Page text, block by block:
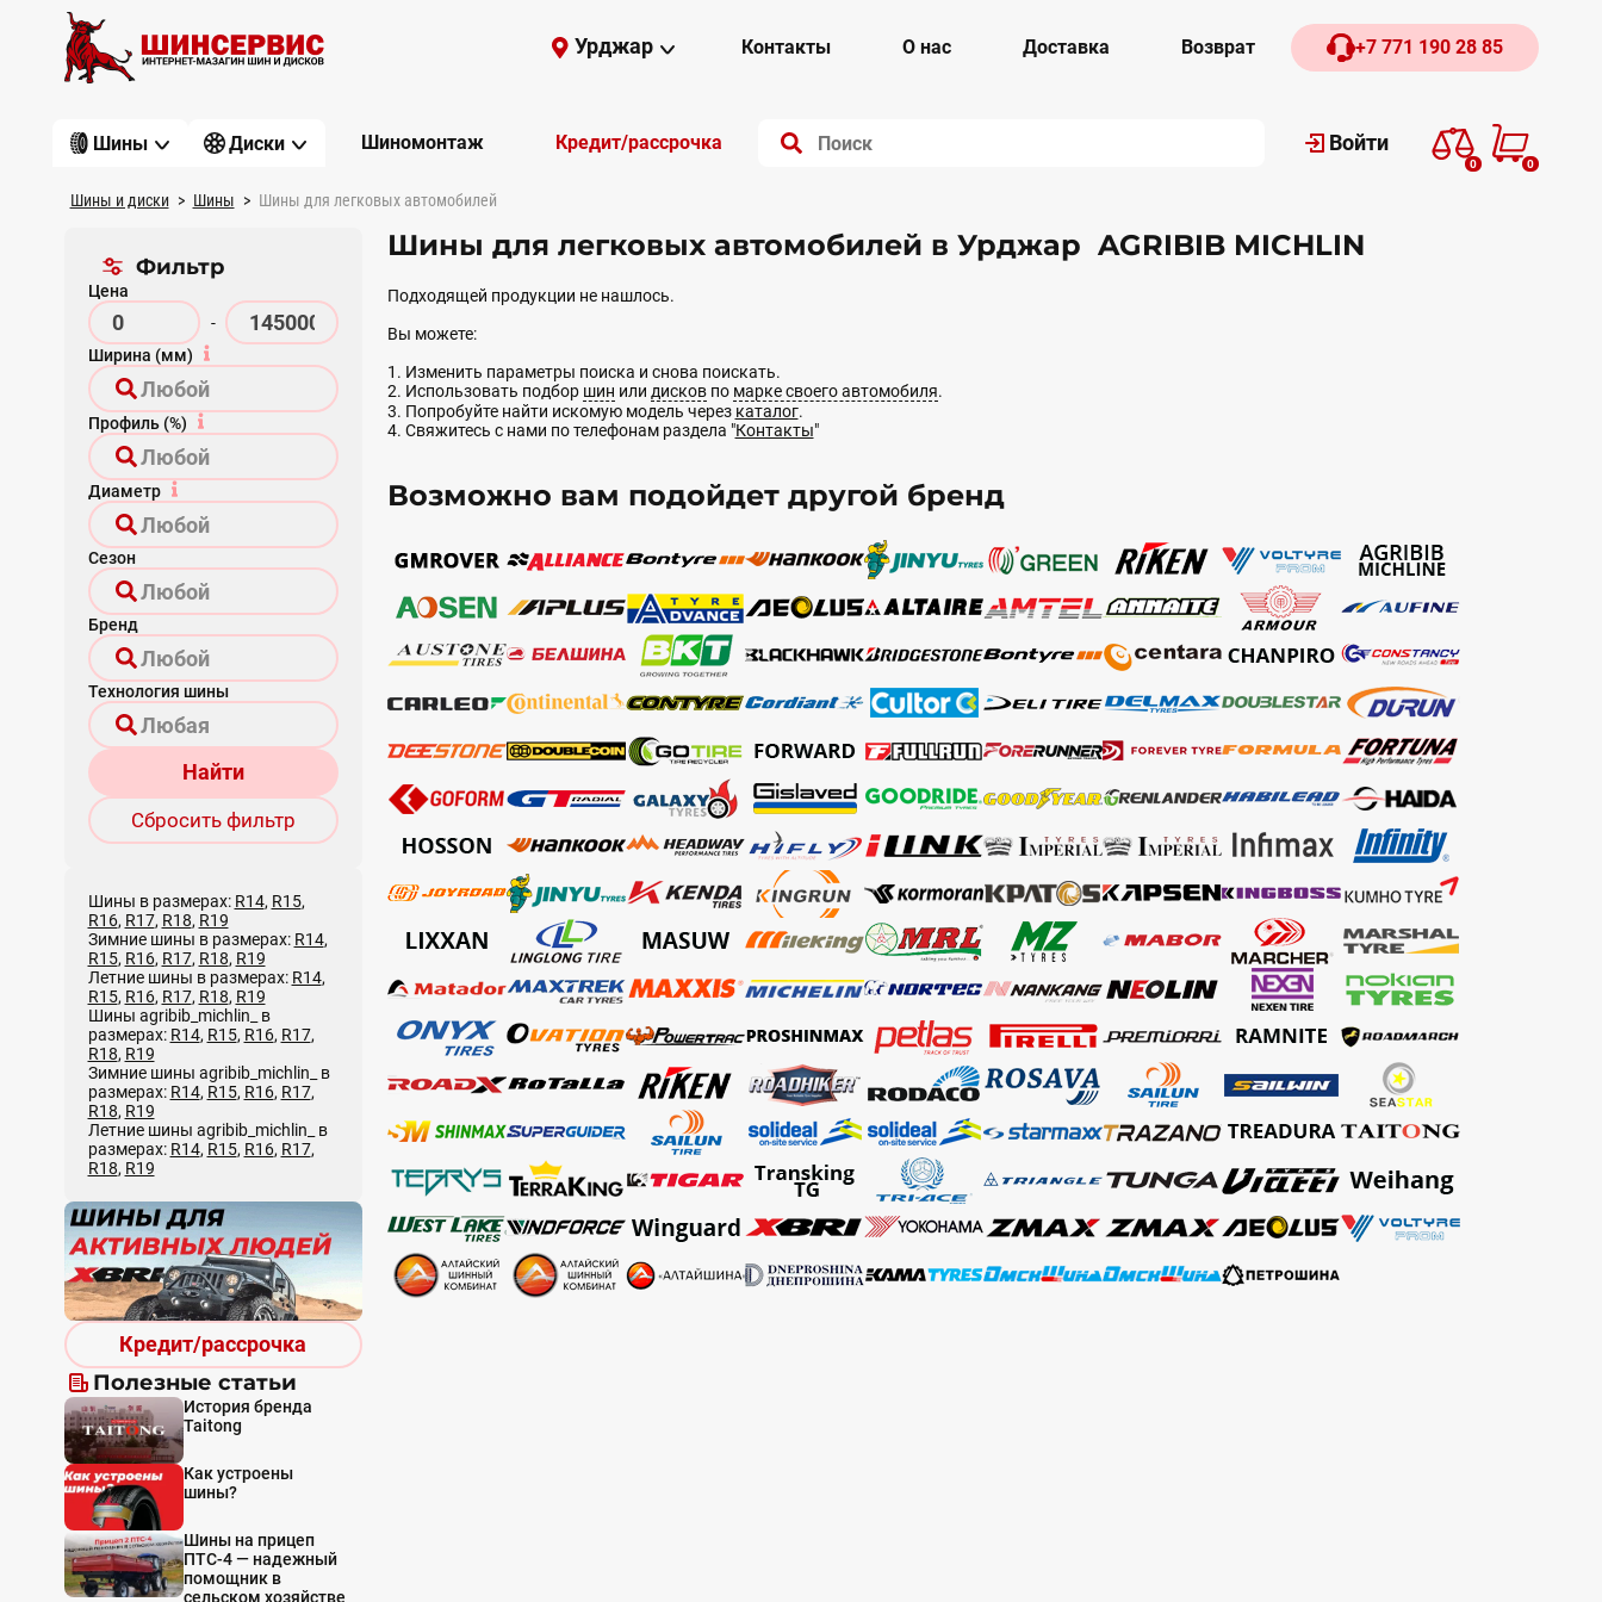
Урджар Контакты О нас Доставка Возврат +7 771 190 28 85
Шины Диски Шиномонтаж Кредит/рассрочка Войти
0 0
Шины и диски Шины Шины для легковых автомобилей
Фильтр
Цена
-
Ширина (мм)
Профиль (%)
Диаметр
Сезон
Бренд
Технология шины
Найти
Сбросить фильтр
Шины в размерах: R14, R15,
R16, R17, R18, R19
Зимние шины в размерах: R14,
R15, R16, R17, R18, R19
Летние шины в размерах: R14,
R15, R16, R17, R18, R19
Шины agribib_michlin_ в
размерах: R14, R15, R16, R17,
R18, R19
Зимние шины agribib_michlin_ в
размерах: R14, R15, R16, R17,
R18, R19
Летние шины agribib_michlin_ в
размерах: R14, R15, R16, R17,
R18, R19
Кредит/рассрочка
Полезные статьи
История бренда
Taitong
Как устроены
шины?
Шины на прицеп
ПТС-4 — надежный
помощник в
сельском хозяйстве
Шины для легковых автомобилей в Урджар AGRIBIB MICHLIN
Подходящей продукции не нашлось.
Вы можете:
1. Изменить параметры поиска и снова поискать.
2. Использовать подбор шин или дисковпо марке своего автомобиля.
3. Попробуйте найти искомую модель через каталог.
4. Свяжитесь с нами по телефонам раздела "Контакты"
Возможно вам подойдет другой бренд